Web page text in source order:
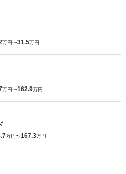
万円〜31.5万円
万円〜162.9万円
万円〜167.3万円